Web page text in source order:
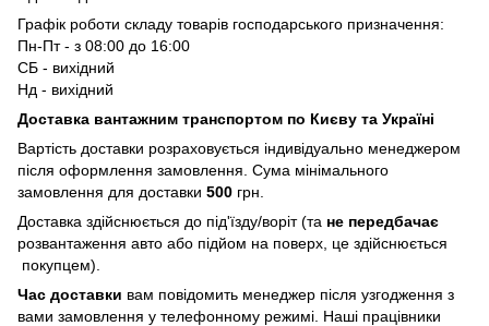
Графік роботи складу товарів господарського призначення:
Пн-Пт - з 08:00 до 16:00
СБ - вихідний
Нд - вихідний
Доставка вантажним транспортом по Києву та Україні
Вартість доставки розраховується індивідуально менеджером
після оформлення замовлення. Сума мінімального
замовлення для доставки 500 грн.
Доставка здійснюється до під'їзду/воріт (та не передбачає
розвантаження авто або підйом на поверх, це здійснюється
покупцем).
Час доставки вам повідомить менеджер після узгодження з
вами замовлення у телефонному режимі. Наші працівники